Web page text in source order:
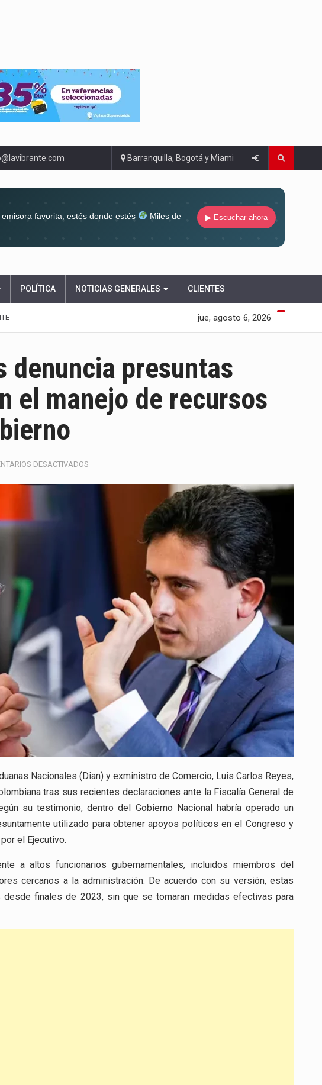
Barranquilla, Bogotá y Miami
emisora favorita, estés donde estés
Miles de
▶ Escuchar ahora
POLÍTICA NOTICIAS GENERALES CLIENTES
jue, agosto 6, 2026
denuncia presuntas
el manejo de recursos
DESACTIVADOS
IRREGULARIDADES
RECURSOS
PÚBLICOS
EN
EL
GOBIERNO
Nacionales (Dian) y exministro de Comercio, Luis Carlos Reyes,
tras sus recientes declaraciones ante la Fiscalía General de
su testimonio, dentro del Gobierno Nacional habría operado un
utilizado para obtener apoyos políticos en el Congreso y
el Ejecutivo.
a altos funcionarios gubernamentales, incluidos miembros del
cercanos a la administración. De acuerdo con su versión, estas
desde finales de 2023, sin que se tomaran medidas efectivas para